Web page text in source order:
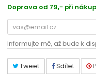
Doprava od 79,- při
Informujte mě, až bude k
Tweet Sdílet